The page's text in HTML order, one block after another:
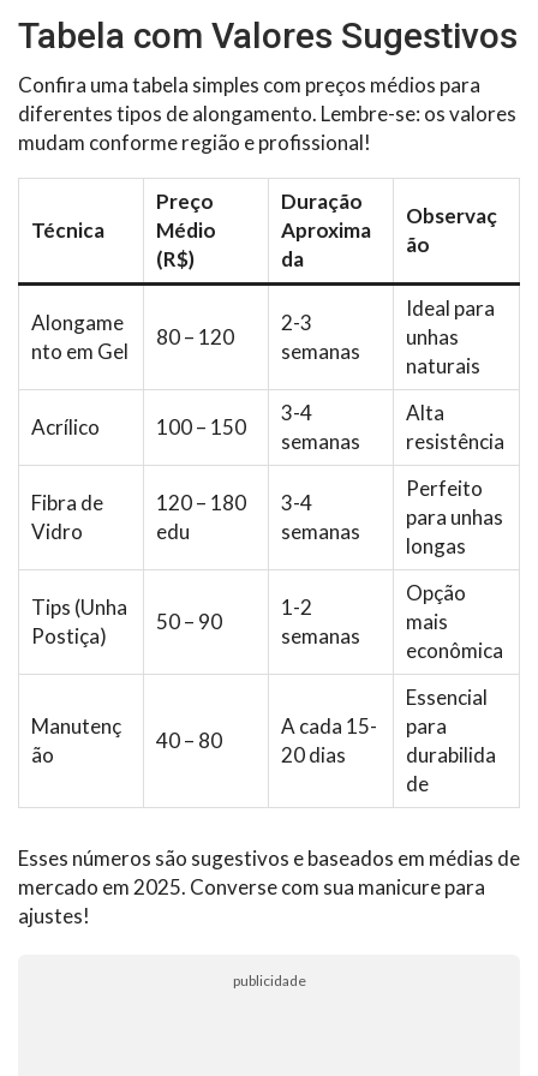
Tabela com Valores Sugestivos
Confira uma tabela simples com preços médios para
diferentes tipos de alongamento. Lembre-se: os valores
mudam conforme região e profissional!
Técnica
Preço
Médio
(R$)
Duração
Aproxima
da
Observaç
ão
Alongame
nto em Gel
80 – 120
2-3
semanas
Ideal para
unhas
naturais
Acrílico 100 – 150
3-4
semanas
Alta
resistência
Fibra de
Vidro
120 – 180
edu
3-4
semanas
Perfeito
para unhas
longas
Tips (Unha
Postiça)
50 – 90
1-2
semanas
Opção
mais
econômica
Manutenç
ão
40 – 80
A cada 15-
20 dias
Essencial
para
durabilida
de
Esses números são sugestivos e baseados em médias de
mercado em 2025. Converse com sua manicure para
ajustes!
publicidade